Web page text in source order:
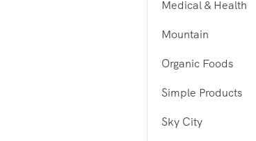
Medical & Health
Mountain
Organic Foods
Simple Products
Sky City